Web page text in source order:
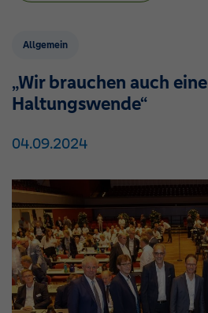
Allgemein
„Wir brauchen auch eine
Haltungswende“
04.09.2024